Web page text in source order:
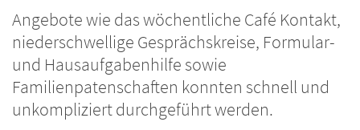
Angebote wie das wöchentliche Café Kontakt,
niederschwellige Gesprächskreise, Formular-
und Hausaufgabenhilfe sowie
Familienpatenschaften konnten schnell und
unkompliziert durchgeführt werden.